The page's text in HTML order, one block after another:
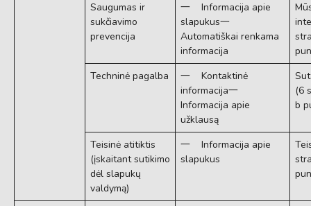
Saugumas ir
sukčiavimo
prevencija
一 Informacija apie
slapukus一
Automatiškai renkama
informacija
Techninė pagalba
一 Kontaktinė
informacija一
Informacija apie
užklausą
(6
b
Teisinė atitiktis
(įskaitant sutikimo
dėl slapukų
valdymą)
一 Informacija apie
slapukus